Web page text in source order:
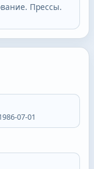
Прессы.
07-01